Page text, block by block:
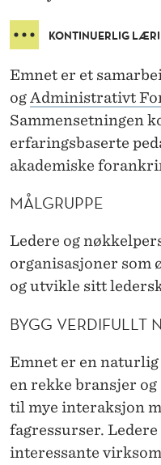
KONTINUERLIG
Emnet er et
og Administrativt
Sammensetningen
erfaringsbaserte
akademiske
MÅLGRUPPE
Ledere og
organisasjoner som
og utvikle sitt
BYGG VERDIFULLT
Emnet er en
en rekke bransjer
til mye interaksjon
fagressurser.
interessante